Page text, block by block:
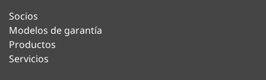
Socios
Modelos de garantía
Productos
Servicios